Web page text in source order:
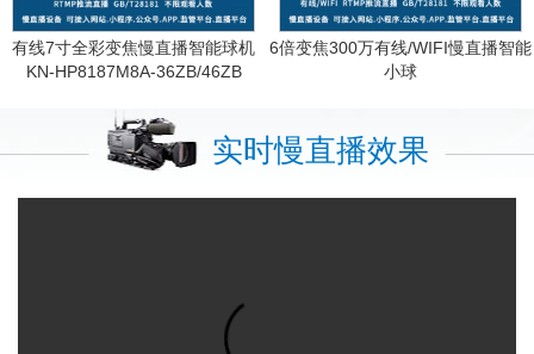
有线7寸全彩变焦慢直播智能球机
KN-HP8187M8A-36ZB/46ZB
6倍变焦300万有线/WIFI慢直播智能
小球
实时慢直播效果